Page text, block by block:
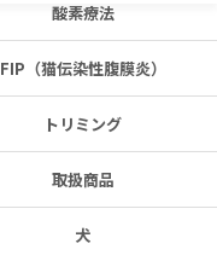
酸素療法
FIP（猫伝染性腹膜炎）
トリミング
取扱商品
犬